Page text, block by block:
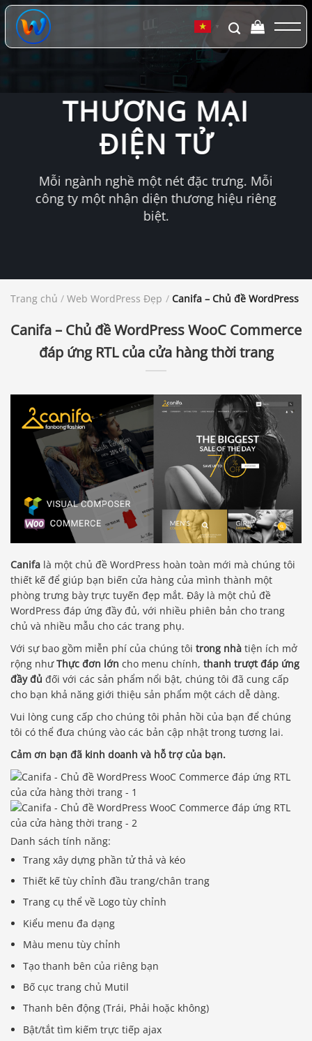
Chuyển
đến
dung
▼
THƯƠNG MẠI
ĐIỆN TỬ
Mỗi ngành nghề một nét đặc trưng. Mỗi
công ty một nhận diện thương hiệu riêng
biệt.
Trang chủ / Web WordPress Đẹp / Canifa – Chủ đề WordPress
Canifa – Chủ đề WordPress WooC Commerce
đáp ứng RTL của cửa hàng thời trang
Canifa là một chủ đề WordPress hoàn toàn mới mà chúng tôi
thiết kế để giúp bạn biến cửa hàng của mình thành một
phòng trưng bày trực tuyến đẹp mắt. Đây là một chủ đề
WordPress đáp ứng đầy đủ, với nhiều phiên bản cho trang
chủ và nhiều mẫu cho các trang phụ.
Với sự bao gồm miễn phí của chúng tôi trong nhà tiện ích mở
rộng nhưThực đơn lớn cho menu chính, thanh trượt đáp ứng
đầy đủ đối với các sản phẩm nổi bật, chúng tôi đã cung cấp
cho bạn khả năng giới thiệu sản phẩm một cách dễ dàng.
Vui lòng cung cấp cho chúng tôi phản hồi của bạn để chúng
tôi có thể đưa chúng vào các bản cập nhật trong tương lai.
Cảm ơn bạn đã kinh doanh và hỗ trợ của bạn.
Danh sách tính năng:
Trang xây dựng phần tử thả và kéo
Thiết kế tùy chỉnh đầu trang/chân trang
Trang cụ thể về Logo tùy chỉnh
Kiểu menu đa dạng
Màu menu tùy chỉnh
Tạo thanh bên của riêng bạn
Bố cục trang chủ Mutil
Thanh bên động (Trái, Phải hoặc không)
Bật/tắt tìm kiếm trực tiếp ajax